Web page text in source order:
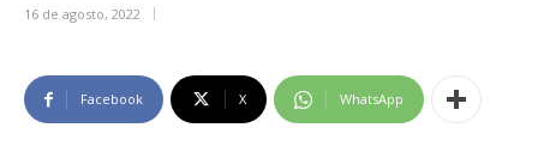
16 de agosto, 2022
Facebook X WhatsApp